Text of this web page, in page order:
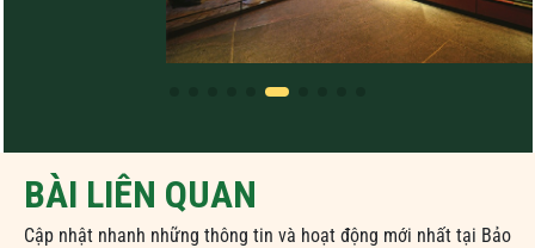
BÀI LIÊN QUAN
Cập nhật nhanh những thông tin và hoạt động mới nhất tại Bảo